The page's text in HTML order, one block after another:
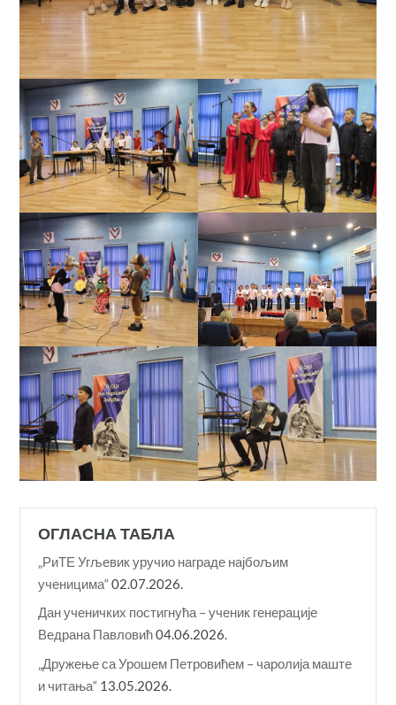
ОГЛАСНА ТАБЛА
„РиТЕ Угљевик уручио награде најбољим
ученицима“02.07.2026.
Дан ученичких постигнућа – ученик генерације
Ведрана Павловић04.06.2026.
„Дружење са Урошем Петровићем – чаролија маште
и читања“ 13.05.2026.